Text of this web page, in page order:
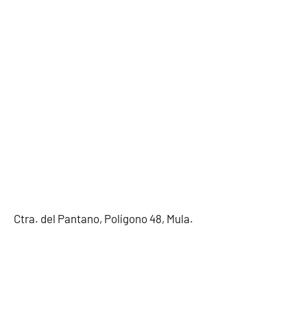
Ctra. del Pantano, Polígono 48, Mula.